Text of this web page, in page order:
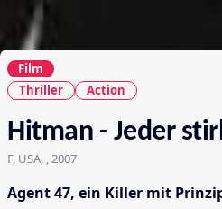
Film
Thriller
Action
Hitman - Jeder
F, USA, , 2007
Agent 47, ein Killer mit